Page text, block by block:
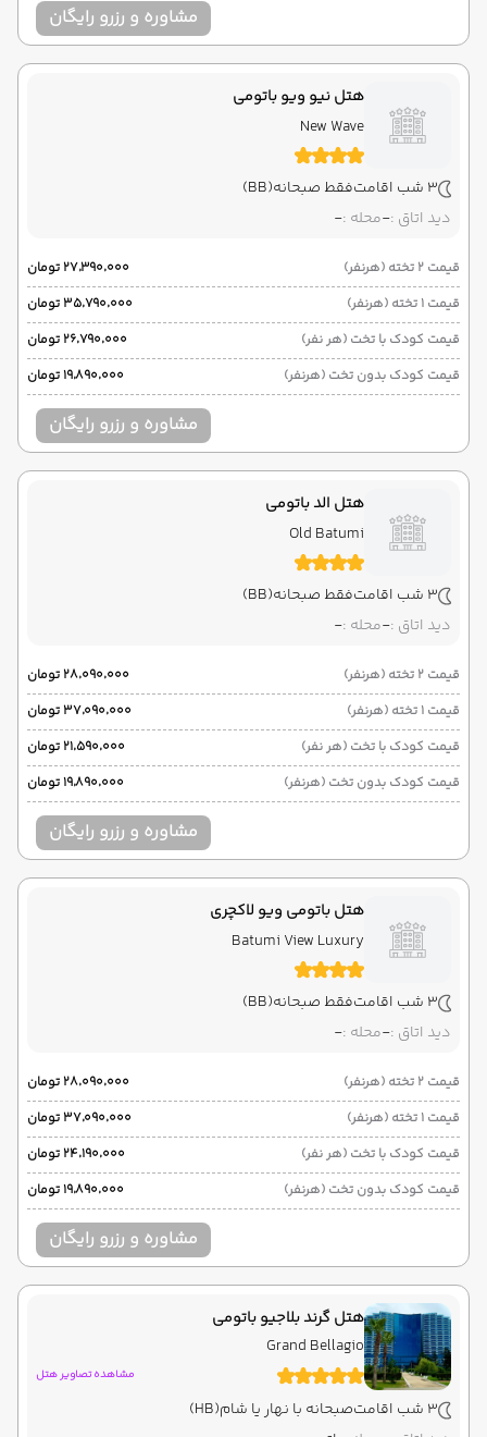
مشاوره و رزرو رایگان
هتل نیو ویو باتومی
New Wave
3 شب اقامت فقط صبحانه(BB)
دید اتاق :-محله :-
قیمت 2 تخته (هرنفر)
۲۷٬۳۹۰٬۰۰۰ تومان
قیمت 1 تخته (هرنفر)
۳۵٬۷۹۰٬۰۰۰ تومان
قیمت کودک با تخت (هر نفر)
۲۶٬۷۹۰٬۰۰۰ تومان
قیمت کودک بدون تخت (هرنفر)
۱۹٬۸۹۰٬۰۰۰ تومان
مشاوره و رزرو رایگان
هتل الد باتومی
Old Batumi
3 شب اقامت فقط صبحانه(BB)
دید اتاق :-محله :-
قیمت 2 تخته (هرنفر)
۲۸٬۰۹۰٬۰۰۰ تومان
قیمت 1 تخته (هرنفر)
۳۷٬۰۹۰٬۰۰۰ تومان
قیمت کودک با تخت (هر نفر)
۲۱٬۵۹۰٬۰۰۰ تومان
قیمت کودک بدون تخت (هرنفر)
۱۹٬۸۹۰٬۰۰۰ تومان
مشاوره و رزرو رایگان
هتل باتومی ویو لاکچری
Batumi View Luxury
3 شب اقامت فقط صبحانه(BB)
دید اتاق :-محله :-
قیمت 2 تخته (هرنفر)
۲۸٬۰۹۰٬۰۰۰ تومان
قیمت 1 تخته (هرنفر)
۳۷٬۰۹۰٬۰۰۰ تومان
قیمت کودک با تخت (هر نفر)
۲۴٬۱۹۰٬۰۰۰ تومان
قیمت کودک بدون تخت (هرنفر)
۱۹٬۸۹۰٬۰۰۰ تومان
مشاوره و رزرو رایگان
هتل گرند بلاجیو باتومی
Grand Bellagio
مشاهده تصاویر هتل
3 شب اقامت صبحانه با نهار یا شام(HB)